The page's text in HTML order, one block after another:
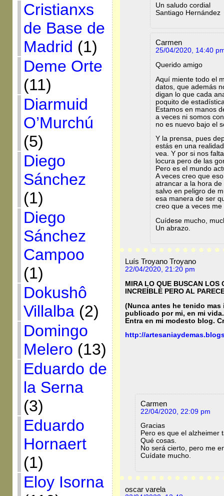
Cristianxs
de Base de
Madrid (1)
Deme Orte
(11)
Diarmuid
O’Murchú
(5)
Diego
Sánchez
(1)
Diego
Sánchez
Campoo
(1)
Dokushô
Villalba(2)
Domingo
Melero (13)
Eduardo de
la Serna
(3)
Eduardo
Hornaert
(1)
Eloy Isorna
Un saludo cordial
Santiago Hernández
Carmen
25/04/2020, 14:40
Querido amigo
Aquí miente todo el
datos, que además
digan lo que cada
poquito de
Estamos en manos
a veces ni somos
no es nuevo bajo el
Y la prensa, pues
estás en una
vea. Y por si nos
locura pero de las
Pero es el mundo
A veces creo que
atrancar a la hora
salvo en peligro de
esa manera de ser
creo que a veces
Cuídese mucho,
Un abrazo.
Luís Troyano Troyano
22/04/2020, 21:20 pm
MIRA LO QUE BUSCAN LOS
INCREÍBLE PERO AL
(Nunca antes he tenido
publicado por mi, en mi vida.
Entra en mi modesto blog.
http://
Carmen
22/04/2020, 22:09 pm
Gracias
Pero es que el alzheimer
Qué cosas.
No será cierto, pero me
Cuídate mucho.
oscar varela